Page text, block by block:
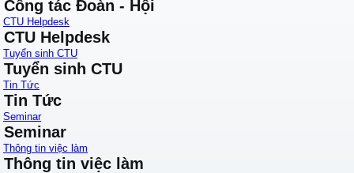
Công tác Đoàn - Hội
CTU Helpdesk
CTU Helpdesk
Tuyển sinh CTU
Tuyển sinh CTU
Tin Tức
Tin Tức
Seminar
Seminar
Thông tin việc làm
Thông tin việc làm